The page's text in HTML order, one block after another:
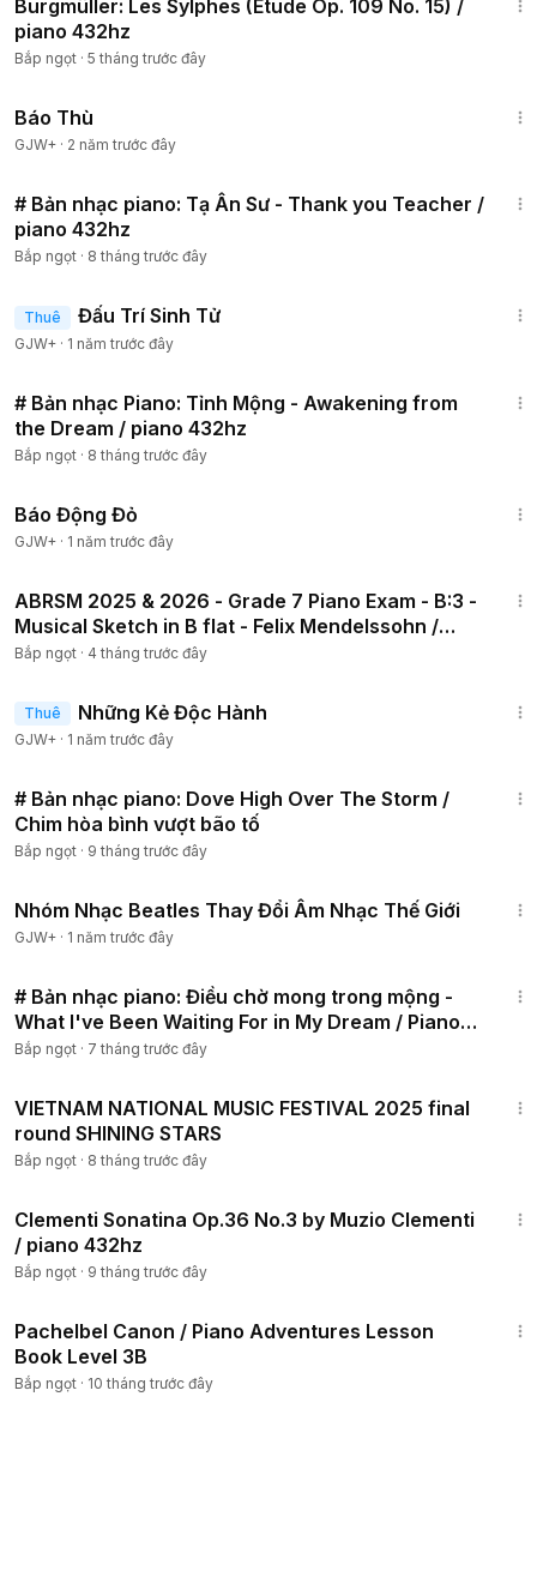
Burgmüller: Les Sylphes (Etude Op. 109 No. 15) /
piano 432hz
Bắp ngọt · 5 tháng trước đây
Báo Thù
GJW+ · 2 năm trước đây
# Bản nhạc piano: Tạ Ân Sư - Thank you Teacher /
piano 432hz
Bắp ngọt · 8 tháng trước đây
Thuê Đấu Trí Sinh Tử
GJW+ · 1 năm trước đây
# Bản nhạc Piano: Tỉnh Mộng - Awakening from
the Dream / piano 432hz
Bắp ngọt · 8 tháng trước đây
Báo Động Đỏ
GJW+ · 1 năm trước đây
ABRSM 2025 & 2026 - Grade 7 Piano Exam - B:3 -
Musical Sketch in B flat - Felix Mendelssohn /
Piano 432hz
Bắp ngọt · 4 tháng trước đây
Thuê Những Kẻ Độc Hành
GJW+ · 1 năm trước đây
# Bản nhạc piano: Dove High Over The Storm /
Chim hòa bình vượt bão tố
Bắp ngọt · 9 tháng trước đây
Nhóm Nhạc Beatles Thay Đổi Âm Nhạc Thế Giới
GJW+ · 1 năm trước đây
# Bản nhạc piano: Điều chờ mong trong mộng -
What I've Been Waiting For in My Dream / Piano
432hz
Bắp ngọt · 7 tháng trước đây
VIETNAM NATIONAL MUSIC FESTIVAL 2025 final
round SHINING STARS
Bắp ngọt · 8 tháng trước đây
Clementi Sonatina Op.36 No.3 by Muzio Clementi
/ piano 432hz
Bắp ngọt · 9 tháng trước đây
Pachelbel Canon / Piano Adventures Lesson
Book Level 3B
Bắp ngọt · 10 tháng trước đây